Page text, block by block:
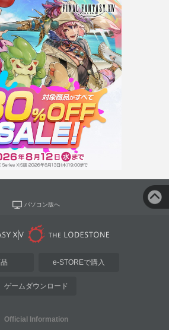
パソコン版へ
e-STOREで購入
ゲームダウンロード
Official Information